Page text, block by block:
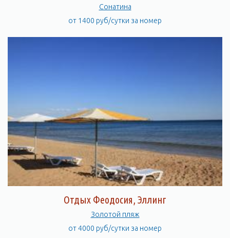
Сонатина
от 1400 руб/сутки за номер
Отдых Феодосия, Эллинг
Золотой пляж
от 4000 руб/сутки за номер